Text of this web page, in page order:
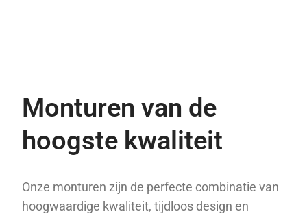
Monturen van de
hoogste kwaliteit
Onze monturen zijn de perfecte combinatie van
hoogwaardige kwaliteit, tijdloos design en